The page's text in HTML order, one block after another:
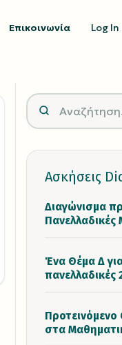
Επικοινωνία Log In
Ασκήσεις
Διαγώνισμα
Πανελλαδικές
Ένα Θέμα Δ
πανελλαδικές
Προτεινόμενο
στα